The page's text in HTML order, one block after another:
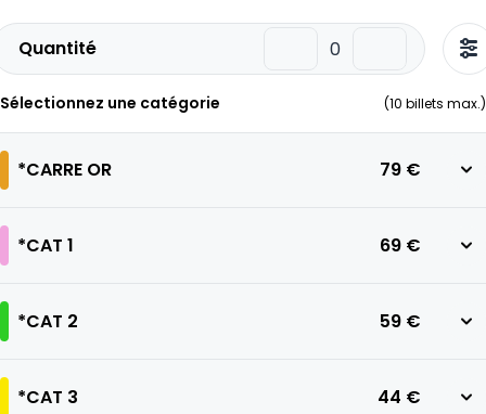
Quantité
Sélectionnez une catégorie (10 billets max.)
*CARRE OR 79 €
*CAT 1 69 €
*CAT 2 59 €
*CAT 3 44 €